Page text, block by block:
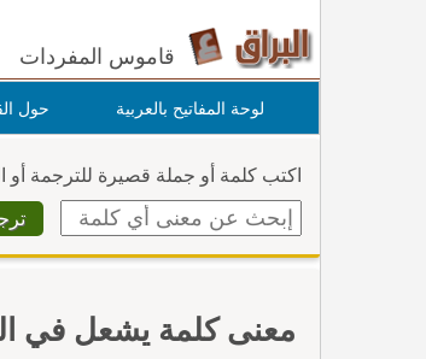
قاموس المفردات
لوحة المفاتيح بالعربية حول
اكتب كلمة أو جملة قصيرة للترجمة
معنى كلمة يشعل في